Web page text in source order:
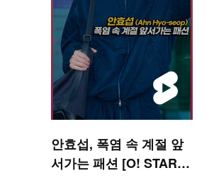
안효섭, 폭염 속 계절 앞
서가는 패션 [O! STAR